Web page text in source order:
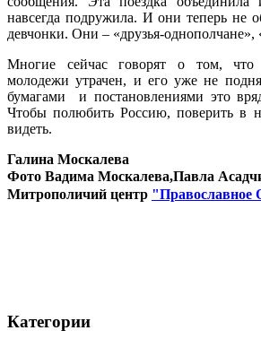
навсегда подружила. И они теперь не
девчонки. Они – «друзья-однополчане»,
Многие сейчас говорят о том, что
молодежи утрачен, и его уже не
бумагами и постановлениями это
Чтобы полюбить Россию, поверить в
видеть.
Галина Москалева
Фото Вадима Москалева,Павла
Митрополичий центр "Православное
Категории